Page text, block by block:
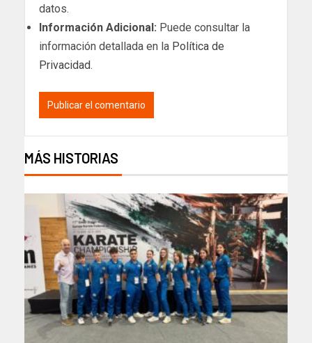
datos.
Información Adicional: Puede consultar la
información detallada en la Política de
Privacidad.
MÁS HISTORIAS